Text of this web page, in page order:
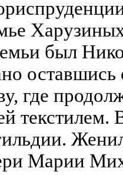
был
где
Марии